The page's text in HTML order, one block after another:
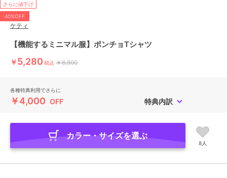
さらに値下げ
40%OFF
ケティ
【機能するミニマル服】ポンチョTシャツ
￥5,280 税込 ￥8,800
各種特典利用でさらに
￥4,000 OFF 特典内訳
カラー・サイズを選ぶ
8人